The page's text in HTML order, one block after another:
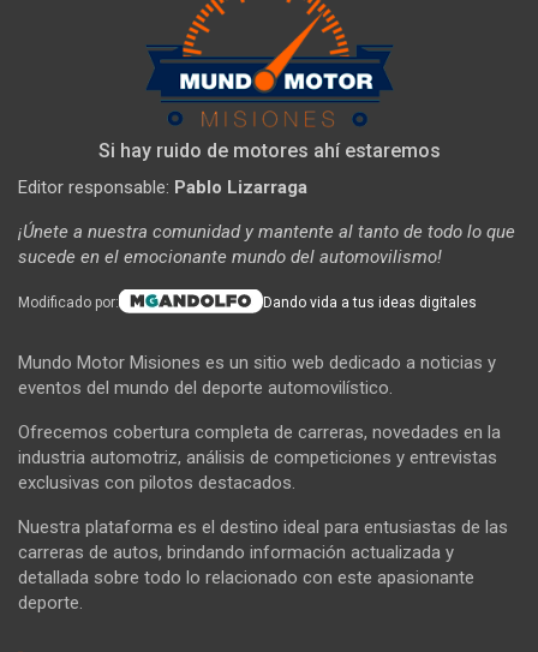
Si hay ruido de motores ahí estaremos
Editor responsable: Pablo Lizarraga
¡Únete a nuestra comunidad y mantente al tanto de todo lo que
sucede en el emocionante mundo del automovilismo!
Modificado por: Dando vida a tus ideas digitales
Mundo Motor Misiones es un sitio web dedicado a noticias y
eventos del mundo del deporte automovilístico.
Ofrecemos cobertura completa de carreras, novedades en la
industria automotriz, análisis de competiciones y entrevistas
exclusivas con pilotos destacados.
Nuestra plataforma es el destino ideal para entusiastas de las
carreras de autos, brindando información actualizada y
detallada sobre todo lo relacionado con este apasionante
deporte.